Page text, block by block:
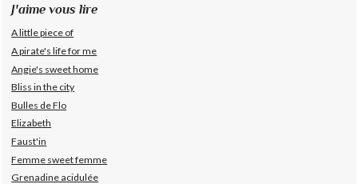
J'aime vous lire
A little piece of
A pirate's life for me
Angie's sweet home
Bliss in the city
Bulles de Flo
Elizabeth
Faust'in
Femme sweet femme
Grenadine acidulée